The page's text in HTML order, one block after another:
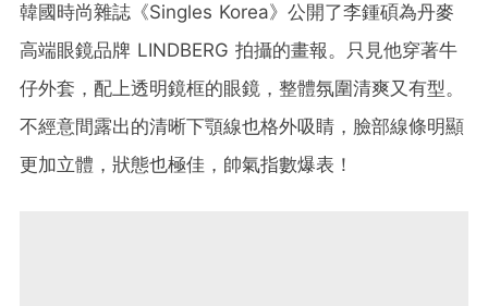
韓國時尚雜誌《Singles Korea》公開了李鍾碩為丹麥
高端眼鏡品牌 LINDBERG 拍攝的畫報。只見他穿著牛
仔外套，配上透明鏡框的眼鏡，整體氛圍清爽又有型。
不經意間露出的清晰下顎線也格外吸睛，臉部線條明顯
更加立體，狀態也極佳，帥氣指數爆表！